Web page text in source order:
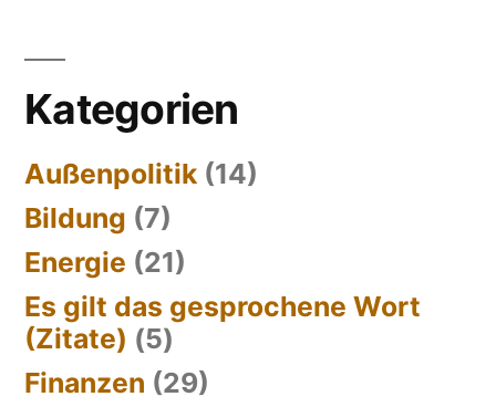
Kategorien
Außenpolitik (14)
Bildung (7)
Energie (21)
Es gilt das gesprochene Wort
(Zitate) (5)
Finanzen (29)